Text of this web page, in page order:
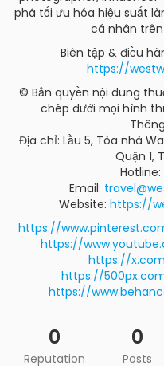
phá tối ưu hóa hiệu suất
cá nhân
Biên tập & điều
https://
© Bản quyền nội dung
chép dưới mọi hình
Địa chỉ: Lầu 5, Tòa nhà
Quận 1,
Email:
Website: https://
https://
https://
https://
https://
https://
0
Reputation
0
Posts